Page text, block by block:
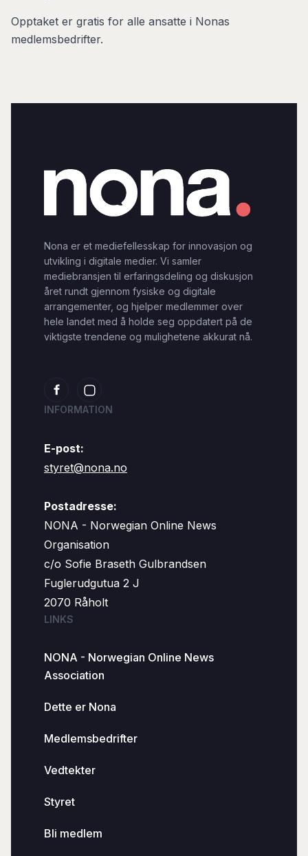
Opptaket er gratis for alle ansatte i Nonas
medlemsbedrifter.
Nona er et mediefellesskap for innovasjon og
utvikling i digitale medier. Vi samler
mediebransjen til erfaringsdeling og diskusjon
året rundt gjennom fysiske og digitale
arrangementer, og hjelper medlemmer over
hele landet med å holde seg oppdatert på de
viktigste trendene og mulighetene akkurat nå.
INFORMATION
E-post:
styret@nona.no
Postadresse:
NONA - Norwegian Online News
Organisation
c/o Sofie Braseth Gulbrandsen
Fuglerudgutua 2 J
2070 Råholt
LINKS
NONA - Norwegian Online News
Association
Dette er Nona
Medlemsbedrifter
Vedtekter
Styret
Bli medlem